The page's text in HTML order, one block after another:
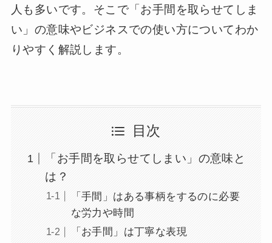
人も多いです。そこで「お手間を取らせてしま
い」の意味やビジネスでの使い方についてわか
りやすく解説します。
目次
「お手間を取らせてしまい」の意味と
は？
「手間」はある事柄をするのに必要
な労力や時間
「お手間」は丁寧な表現